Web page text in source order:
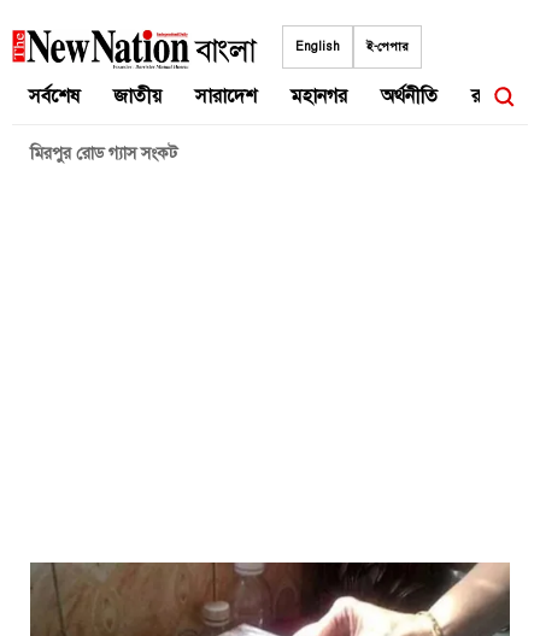
to
English ই-পেপার
সর্বশেষ জাতীয় সারাদেশ মহানগর অর্থনীতি রাজনীতি
মিরপুর রোড গ্যাস সংকট